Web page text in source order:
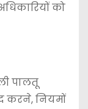
को
पालतू
करने, नियमों